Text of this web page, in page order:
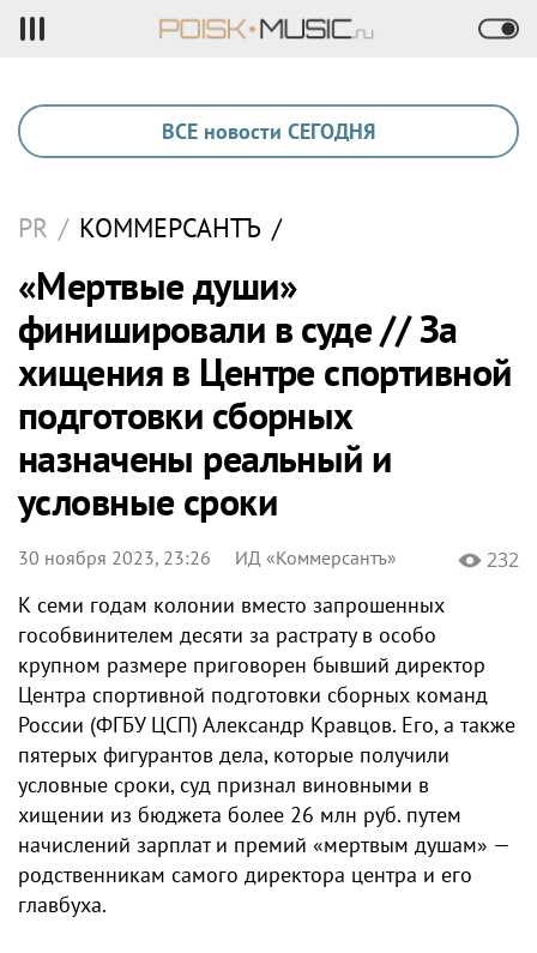
ВСЕ новости СЕГОДНЯ
PR / КОММЕРСАНТЪ /
«Мертвые души»
финишировали в суде // За
хищения в Центре спортивной
подготовки сборных
назначены реальный и
условные сроки
30 ноября 2023, 23:26 ИД «Коммерсантъ» 232
К семи годам колонии вместо запрошенных
гособвинителем десяти за растрату в особо
крупном размере приговорен бывший директор
Центра спортивной подготовки сборных команд
России (ФГБУ ЦСП) Александр Кравцов. Его, а также
пятерых фигурантов дела, которые получили
условные сроки, суд признал виновными в
хищении из бюджета более 26 млн руб. путем
начислений зарплат и премий «мертвым душам» —
родственникам самого директора центра и его
главбуха.